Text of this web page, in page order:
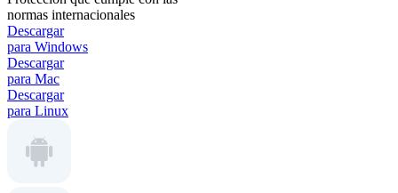
normas internacionales
Descargar
para Windows
Descargar
para Mac
Descargar
para Linux